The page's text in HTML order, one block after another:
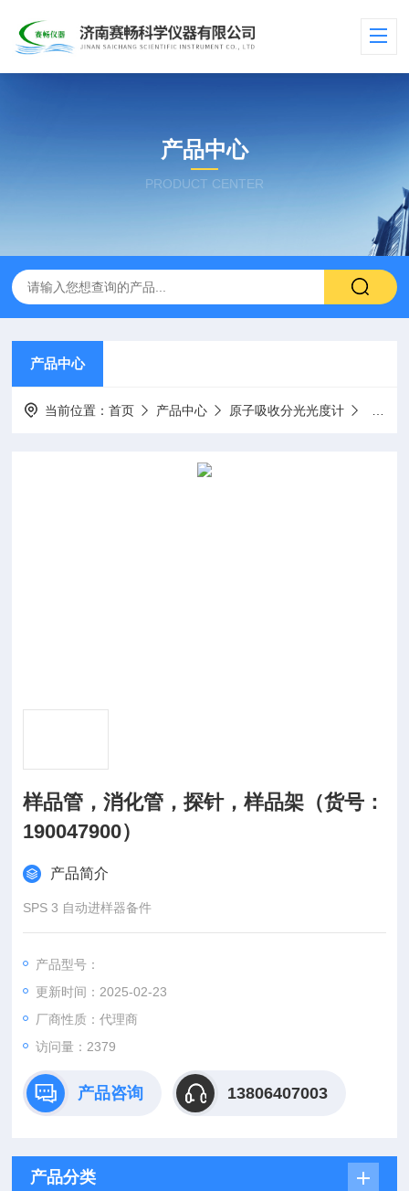
产品中心
PRODUCT CENTER
产品中心
当前位置：首页 产品中心 原子吸收分光光度计
样品管，消化管，探针，样品架（货号：
190047900）
产品简介
SPS 3 自动进样器备件
产品型号：
更新时间：2025-02-23
厂商性质：代理商
访问量：2379
产品咨询 13806407003
产品分类